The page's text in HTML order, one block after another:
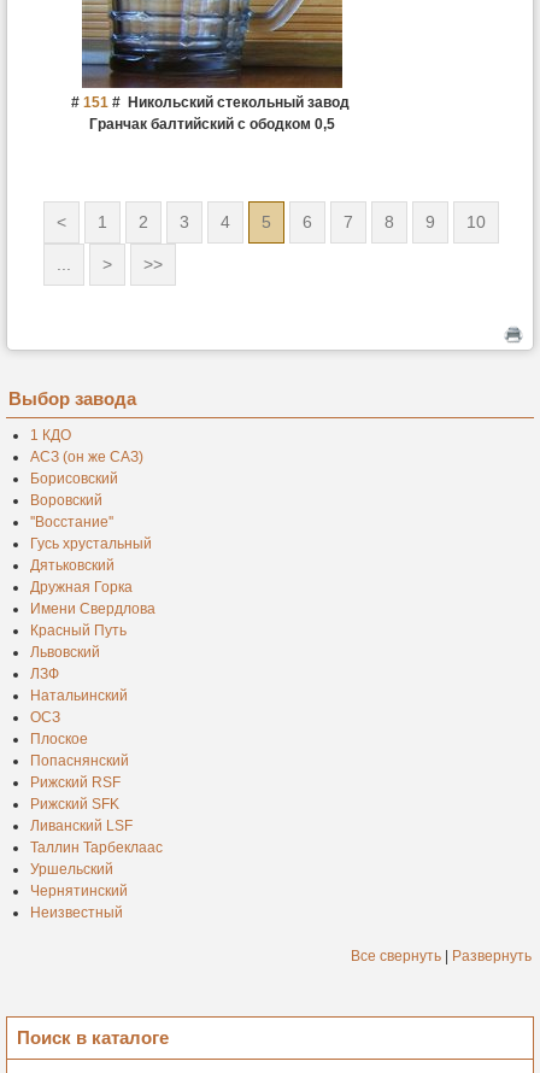
# 151 # Никольский стекольный завод
Гранчак балтийский с ободком 0,5
< 1 2 3 4 5 6 7 8 9 10
> >>
Выбор завода
1 КДО
АСЗ (он же САЗ)
Борисовский
Воровский
''Восстание''
Гусь хрустальный
Дятьковский
Дружная Горка
Имени Свердлова
Красный Путь
Львовский
ЛЗФ
Натальинский
ОСЗ
Плоское
Попаснянский
Рижский RSF
Рижский SFK
Ливанский LSF
Таллин Тарбеклаас
Уршельский
Чернятинский
Неизвестный
Все свернуть Развернуть
Поиск в каталоге